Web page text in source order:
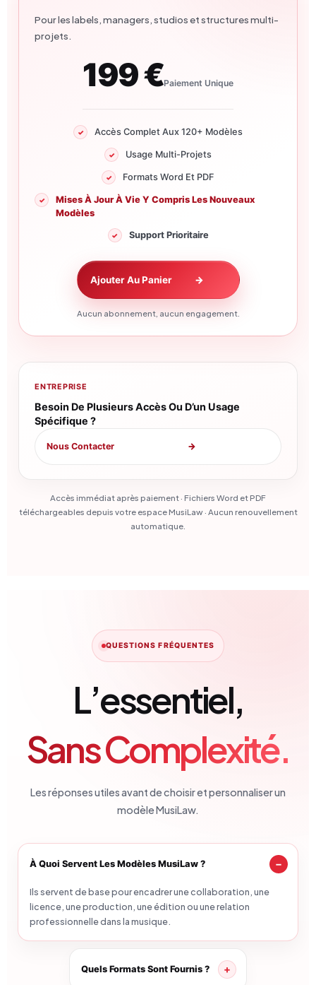
Pour les labels, managers, studios et structures multi-
projets.
199 €Paiement Unique
Accès Complet Aux 120+ Modèles
Usage Multi-Projets
Formats Word Et PDF
Mises À Jour À Vie Y Compris Les Nouveaux
Modèles
Support Prioritaire
Ajouter Au Panier →
Aucun abonnement, aucun engagement.
ENTREPRISE
Besoin De Plusieurs Accès Ou D’un Usage
Spécifique ?
Nous Contacter →
Accès immédiat après paiement · Fichiers Word et PDF
téléchargeables depuis votre espace MusiLaw · Aucun renouvellement
automatique.
QUESTIONS FRÉQUENTES
L’essentiel,
Sans Complexité.
Les réponses utiles avant de choisir et personnaliser un
modèle MusiLaw.
À Quoi Servent Les Modèles MusiLaw ?
Ils servent de base pour encadrer une collaboration, une
licence, une production, une édition ou une relation
professionnelle dans la musique.
Quels Formats Sont Fournis ?